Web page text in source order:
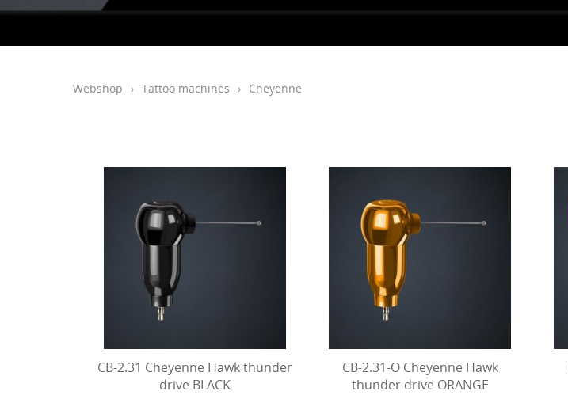
Webshop › Tattoo machines › Cheyenne
CB-2.31 Cheyenne Hawk thunder
drive BLACK
CB-2.31-O Cheyenne Hawk
thunder drive ORANGE